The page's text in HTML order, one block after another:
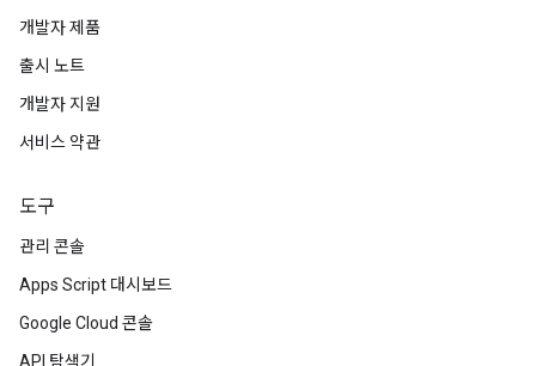
개발자 제품
출시 노트
개발자 지원
서비스 약관
도구
관리 콘솔
Apps Script 대시보드
Google Cloud 콘솔
API 탐색기